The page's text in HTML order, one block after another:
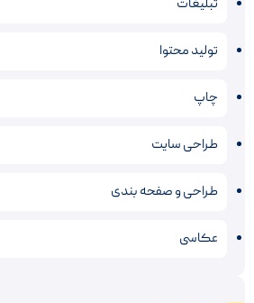
تبلیغات
تولید محتوا
چاپ
طراحی سایت
طراحی و صفحه بندی
عکاسی